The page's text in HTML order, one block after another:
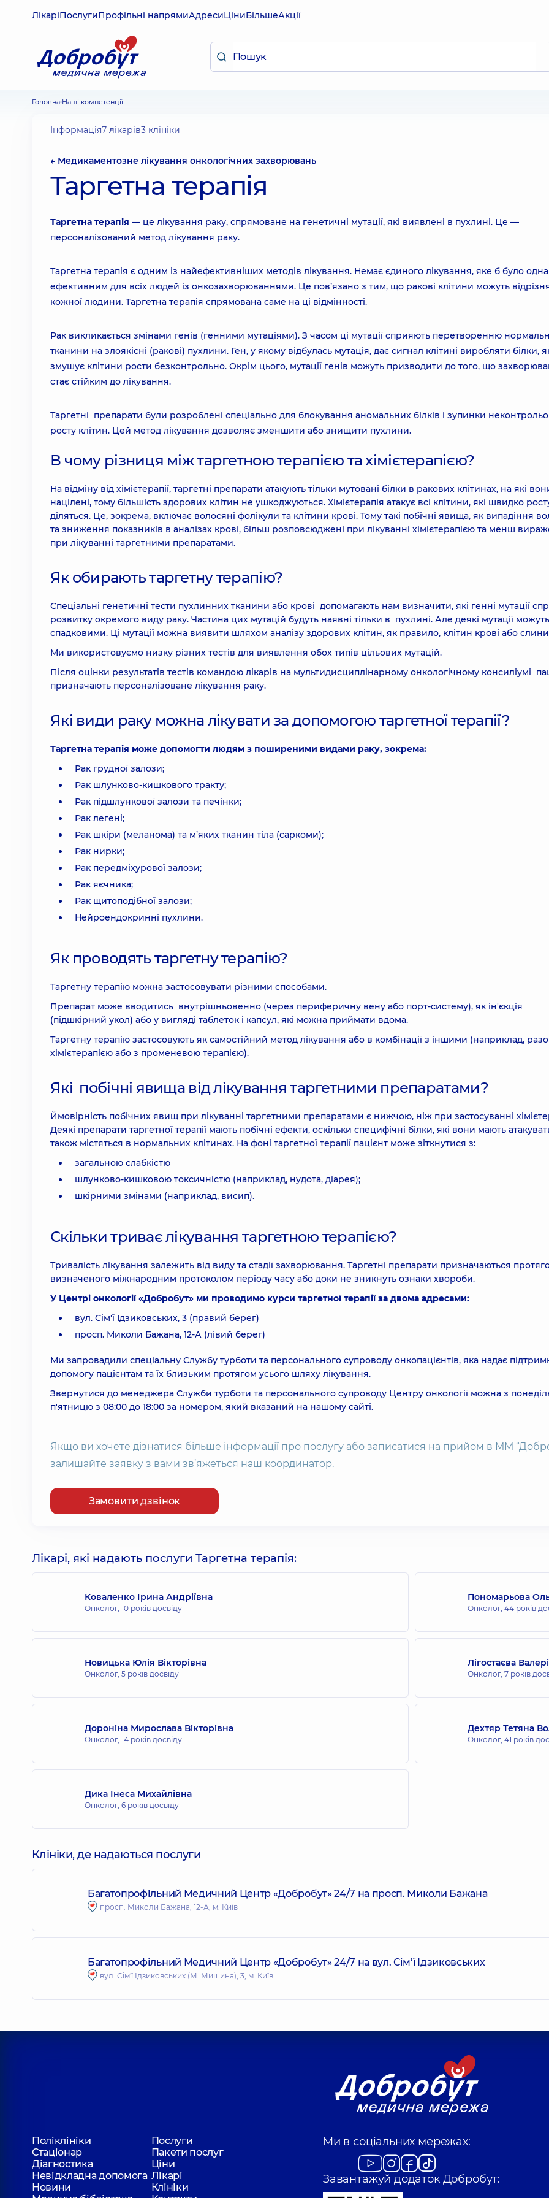
ЛікаріПослугиПрофільні напрямиАдресиЦіниБільшеАкції
Головна Наші компетенції
Інформація7 лікарів3 клініки
← Медикаментозне лікування онкологічних захворювань
Таргетна терапія
Таргетна терапія — це лікування раку, спрямоване на генетичні мутації, які виявлені в пухлині. Це —
персоналізований метод лікування раку.
Таргетна терапія є одним із найефективніших методів лікування. Немає єдиного лікування, яке б було
ефективним для всіх людей із онкозахворюваннями. Це пов’язано з тим, що ракові клітини можуть
кожної людини. Таргетна терапія спрямована саме на ці відмінності.
Рак викликається змінами генів (генними мутаціями). З часом ці мутації сприяють перетворенню
тканини на злоякісні (ракові) пухлини. Ген, у якому відбулась мутація, дає сигнал клітині виробляти білки,
змушує клітини рости безконтрольно. Окрім цього, мутації генів можуть призводити до того, що
стає стійким до лікування.
Таргетні препарати були розроблені спеціально для блокування аномальних білків і зупинки
росту клітин. Цей метод лікування дозволяє зменшити або знищити пухлини.
В чому різниця між таргетною терапією та хімієтерапією?
На відміну від хімієтерапії, таргетні препарати атакують тільки мутовані білки в ракових клітинах, на які
націлені, тому більшість здорових клітин не ушкоджуються. Хімієтерапія атакує всі клітини, які швидко
діляться. Це, зокрема, включає волосяні фолікули та клітини крові. Тому такі побічні явища, як випадіння
та зниження показників в аналізах крові, більш розповсюджені при лікуванні хімієтерапією та менш
при лікуванні таргетними препаратами.
Як обирають таргетну терапію?
Спеціальні генетичні тести пухлинних тканини або крові допомагають нам визначити, які генні мутації
розвитку окремого виду раку. Частина цих мутацій будуть наявні тільки в пухлині. Але деякі мутації
спадковими. Ці мутації можна виявити шляхом аналізу здорових клітин, як правило, клітин крові або
Ми використовуємо низку різних тестів для виявлення обох типів цільових мутацій.
Після оцінки результатів тестів командою лікарів на мультидисциплінарному онкологічному консиліумі
призначають персоналізоване лікування раку.
Які види раку можна лікувати за допомогою таргетної терапії?
Таргетна терапія може допомогти людям з поширеними видами раку, зокрема:
Рак грудної залози;
Рак шлунково-кишкового тракту;
Рак підшлункової залози та печінки;
Рак легені;
Рак шкіри (меланома) та м’яких тканин тіла (саркоми);
Рак нирки;
Рак передміхурової залози;
Рак яєчника;
Рак щитоподібної залози;
Нейроендокринні пухлини.
Як проводять таргетну терапію?
Таргетну терапію можна застосовувати різними способами.
Препарат може вводитись внутрішньовенно (через периферичну вену або порт-систему), як ін'єкція
(підшкірний укол) або у вигляді таблеток і капсул, які можна приймати вдома.
Таргетну терапію застосовують як самостійний метод лікування або в комбінації з іншими (наприклад,
хімієтерапією або з променевою терапією).
Які побічні явища від лікування таргетними препаратами?
Ймовірність побічних явищ при лікуванні таргетними препаратами є нижчою, ніж при застосуванні
Деякі препарати таргетної терапії мають побічні ефекти, оскільки специфічні білки, які вони мають
також містяться в нормальних клітинах. На фоні таргетної терапії пацієнт може зіткнутися з:
загальною слабкістю
шлунково-кишковою токсичністю (наприклад, нудота, діарея);
шкірними змінами (наприклад, висип).
Скільки триває лікування таргетною терапією?
Тривалість лікування залежить від виду та стадії захворювання. Таргетні препарати призначаються
визначеного міжнародним протоколом періоду часу або доки не зникнуть ознаки хвороби.
У Центрі онкології «Добробут» ми проводимо курси таргетної терапії за двома адресами:
вул. Сім'ї Ідзиковських, 3 (правий берег)
просп. Миколи Бажана, 12-А (лівий берег)
Ми запровадили спеціальну Службу турботи та персонального супроводу онкопацієнтів, яка надає
допомогу пацієнтам та їх близьким протягом усього шляху лікування.
Звернутися до менеджера Служби турботи та персонального супроводу Центру онкології можна з
п'ятницю з 08:00 до 18:00 за номером, який вказаний на нашому сайті.
Якщо ви хочете дізнатися більше інформації про послугу або записатися на прийом в ММ
залишайте заявку з вами зв’яжеться наш координатор.
Замовити дзвінок
Лікарі, які надають послуги Таргетна терапія:
Коваленко Ірина Андріївна
Онколог, 10 років досвіду
Пономарьова
Онколог, 44 років
Новицька Юлія Вікторівна
Онколог, 5 років досвіду
Лігостаєва
Онколог, 7 років
Дороніна Мирослава Вікторівна
Онколог, 14 років досвіду
Дехтяр Тетяна
Онколог, 41 років
Дика Інеса Михайлівна
Онколог, 6 років досвіду
Клініки, де надаються послуги
Багатопрофільний Медичний Центр «Добробут» 24/7 на просп. Миколи Бажана
просп. Миколи Бажана, 12-А, м. Київ
Багатопрофільний Медичний Центр «Добробут» 24/7 на вул. Сім’ї Ідзиковських
вул. Сім'ї Ідзиковських (М. Мишина), 3, м. Київ
Поліклініки
Послуги
Стаціонар
Пакети послуг
Діагностика
Ціни
Невідкладна допомога Лікарі
Новини
Клініки
Ми в соціальних мережах:
Завантажуй додаток Добробут: